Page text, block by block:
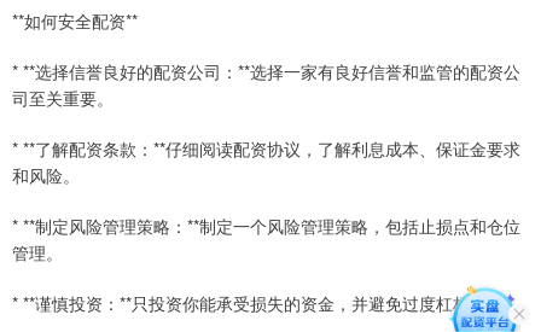
**如何安全配资**
* **选择信誉良好的配资公司：**选择一家有良好信誉和监管的配资公
司至关重要。
* **了解配资条款：**仔细阅读配资协议，了解利息成本、保证金要求
和风险。
* **制定风险管理策略：**制定一个风险管理策略，包括止损点和仓位
管理。
* **谨慎投资：**只投资你能承受损失的资金，并避免过度杠杆化。